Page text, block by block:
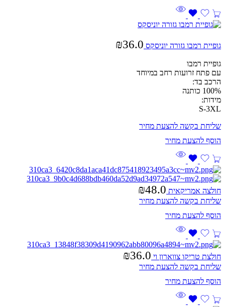
גופיית רמבו גזורה יוניסקס ₪36.0
גופיית רמבו
עם פתח זרועות רחב במיוחד
הרכב בד:
100% כותנה
מידות:
S-3XL
שליחת בקשה להצעת מחיר
חולצה אמריקאית ₪48.0
שליחת בקשה להצעת מחיר
חולצת טריקו צווארון וי ₪36.0
שליחת בקשה להצעת מחיר